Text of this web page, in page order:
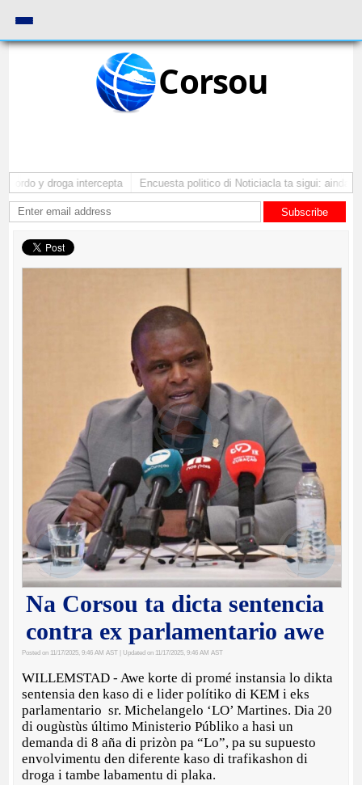
Corsou
y droga intercepta Encuesta politico di Noticiacla ta sigui: ainda tin
Subscribe
Na Corsou ta dicta sentencia
contra ex parlamentario awe
Posted on 11/17/2025, 9:46 AM AST | Updated on 11/17/2025, 9:46 AM AST
WILLEMSTAD - Awe korte di promé instansia lo dikta
sentensia den kaso di e lider polítiko di KEM i eks
parlamentario sr. Michelangelo ‘LO’ Martines. Dia 20
di ougùstùs último Ministerio Públiko a hasi un
demanda di 8 aña di prizòn pa “Lo”, pa su supuesto
envolvimentu den diferente kaso di trafikashon di
droga i tambe labamentu di plaka.